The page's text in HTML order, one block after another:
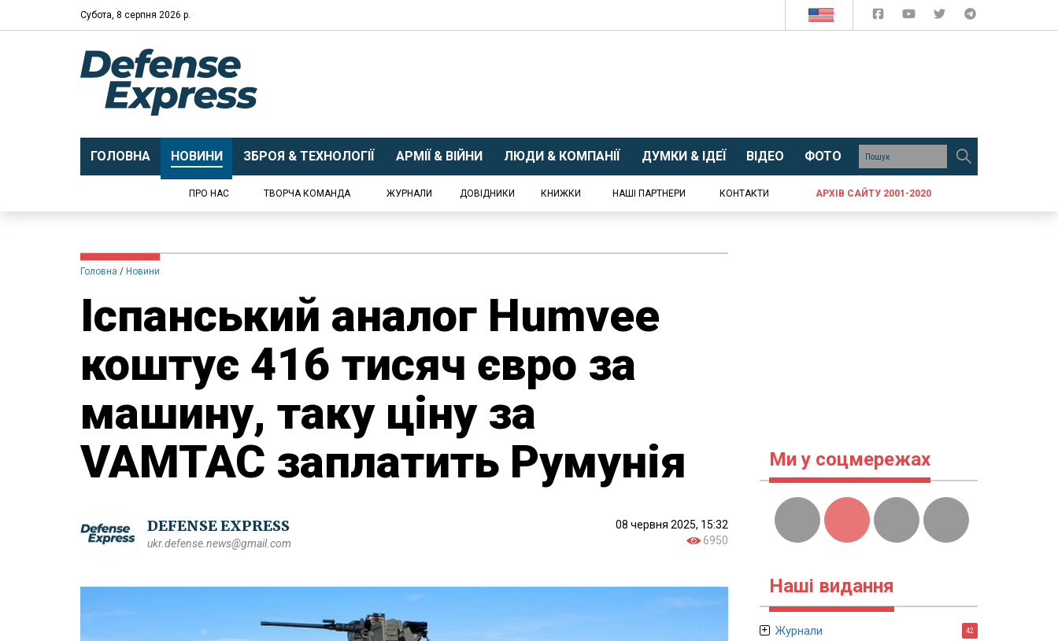
Субота, 8 серпня 2026 р.
ГОЛОВНА НОВИНИ ЗБРОЯ & ТЕХНОЛОГІЇ АРМІЇ & ВІЙНИ ЛЮДИ & КОМПАНІЇ ДУМКИ & ІДЕЇ ВІДЕО ФОТО
ПРО НАС ТВОРЧА КОМАНДА ЖУРНАЛИ ДОВІДНИКИ КНИЖКИ НАШІ ПАРТНЕРИ КОНТАКТИ АРХІВ САЙТУ 2001-2020
Головна Новини
Іспанський аналог Humvee
коштує 416 тисяч євро за
машину, таку ціну за
VAMTAC заплатить Румунія
DEFENSE EXPRESS
ukr.defense.news@gmail.com
08 червня 2025, 15:32
6950
Ми у соцмережах
Наші видання
Журнали 42